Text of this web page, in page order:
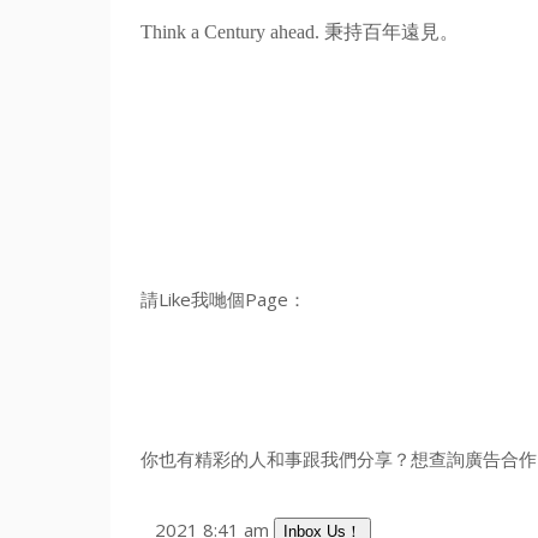
Think a Century ahead. 秉持百年遠見。
請Like我哋個Page：
你也有精彩的人和事跟我們分享？想查詢廣告合
2021 8:41 am Inbox Us！